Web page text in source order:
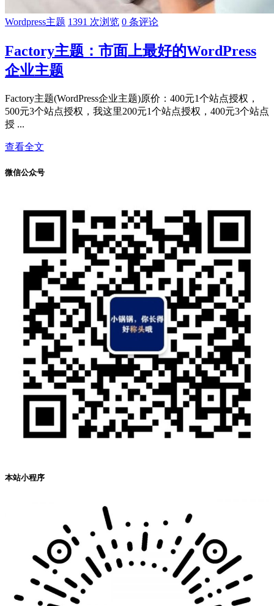
Wordpress主题 1391 次浏览 0 条评论
Factory主题：市面上最好的WordPress
企业主题
Factory主题(WordPress企业主题)原价：400元1个站点授权，
500元3个站点授权，我这里200元1个站点授权，400元3个站点
授 ...
查看全文
微信公众号
本站小程序